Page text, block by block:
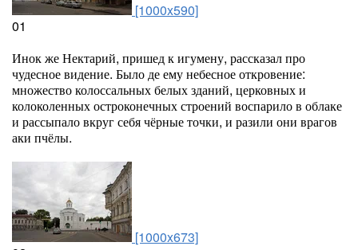
[1000x590]
01
Инок же Нектарий, пришед к игумену, рассказал про
чудесное видение. Было де ему небесное откровение:
множество колоссальных белых зданий, церковных и
колоколенных остроконечных строений воспарило в облаке
и рассыпало вкруг себя чёрные точки, и разили они врагов
аки пчёлы.
[1000x673]